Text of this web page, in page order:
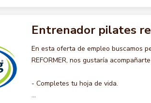
Entrenador pilates
En esta oferta de empleo buscamos
REFORMER, nos gustaría
- Completes tu hoja de vida.
...